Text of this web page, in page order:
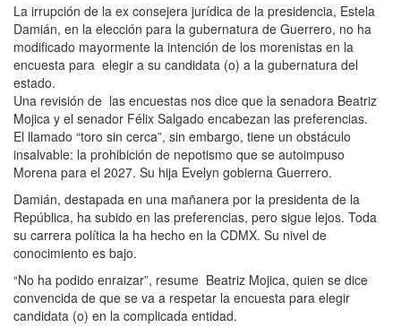
La irrupción de la ex consejera jurídica de la presidencia, Estela
Damián, en la elección para la gubernatura de Guerrero, no ha
modificado mayormente la intención de los morenistas en la
encuesta para elegir a su candidata (o) a la gubernatura del
estado.
Una revisión de las encuestas nos dice que la senadora Beatriz
Mojica y el senador Félix Salgado encabezan las preferencias.
El llamado “toro sin cerca”, sin embargo, tiene un obstáculo
insalvable: la prohibición de nepotismo que se autoimpuso
Morena para el 2027. Su hija Evelyn gobierna Guerrero.
Damián, destapada en una mañanera por la presidenta de la
República, ha subido en las preferencias, pero sigue lejos. Toda
su carrera política la ha hecho en la CDMX. Su nivel de
conocimiento es bajo.
“No ha podido enraizar”, resume Beatriz Mojica, quien se dice
convencida de que se va a respetar la encuesta para elegir
candidata (o) en la complicada entidad.